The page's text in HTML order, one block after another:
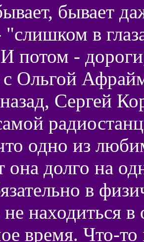
бывает
"слишком в
потом -
с Ольгой
Сергей
одно из
она долго на
в
не находиться
время. Что-